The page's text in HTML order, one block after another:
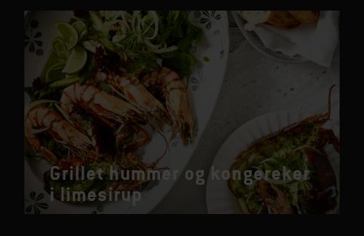
Grillet hummer og kongereker
i limesirup